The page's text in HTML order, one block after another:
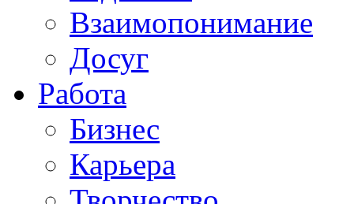
Взаимопонимание
Досуг
Работа
Бизнес
Карьера